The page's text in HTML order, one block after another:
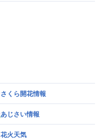
さくら開花情報
あじさい情報
花火天気